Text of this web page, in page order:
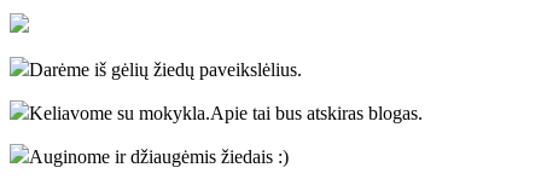
Darėme iš gėlių žiedų paveikslėlius.
Keliavome su mokykla.Apie tai bus atskiras blogas.
Auginome ir džiaugėmis žiedais :)